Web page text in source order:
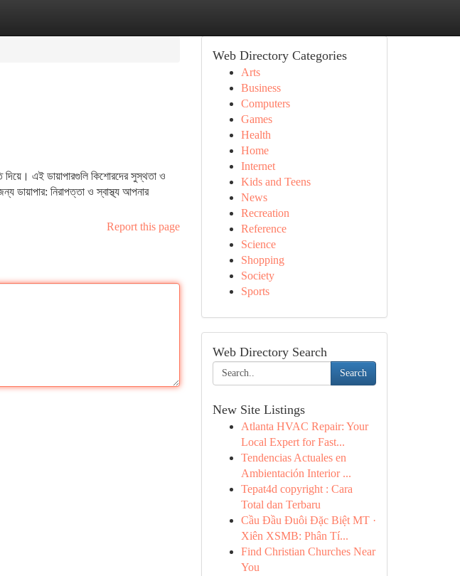
দিয়ে। এই ডায়াপারগুলি কিশোরদের সুস্থতা ও
ডায়াপার: নিরাপত্তা ও স্বাস্থ্য আপনার
Report this page
Web Directory Categories
Arts
Business
Computers
Games
Health
Home
Internet
Kids and Teens
News
Recreation
Reference
Science
Shopping
Society
Sports
Web Directory Search
Search
New Site Listings
Atlanta HVAC Repair: Your
Local Expert for Fast...
Tendencias Actuales en
Ambientación Interior ...
Tepat4d copyright : Cara
Total dan Terbaru
Cầu Đầu Đuôi Đặc Biệt MT ·
Xiên XSMB: Phân Tí...
Find Christian Churches Near
You